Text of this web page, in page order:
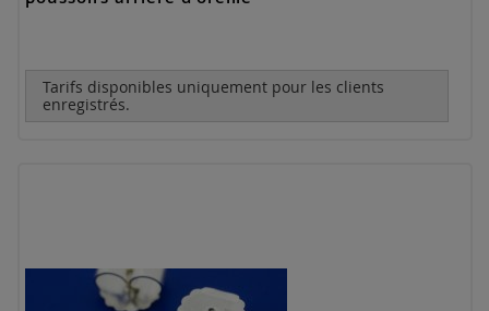
Tarifs disponibles uniquement pour les clients
enregistrés.